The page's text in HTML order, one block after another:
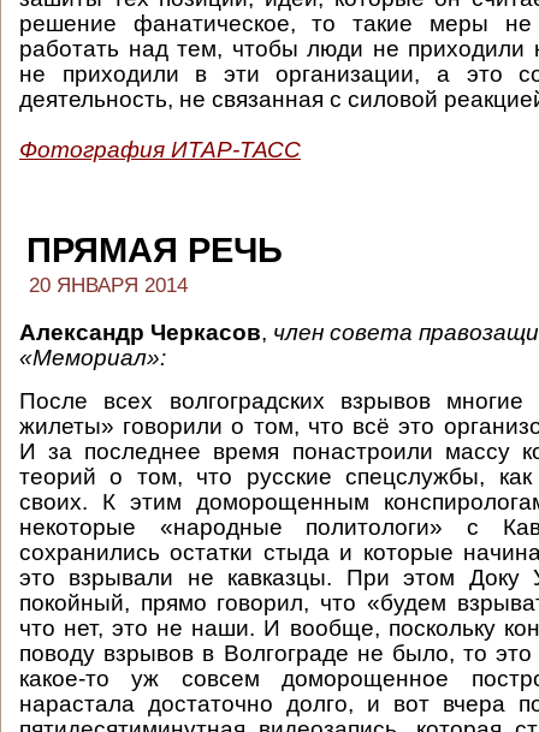
решение фанатическое, то такие меры
работать над тем, чтобы люди не приходили
не приходили в эти организации, а это
деятельность, не связанная с силовой
Фотография ИТАР-ТАСС
ПРЯМАЯ РЕЧЬ
20 ЯНВАРЯ 2014
Александр Черкасов, член совета
«Мемориал»:
После всех волгоградских взрывов
жилеты» говорили о том, что всё это
И за последнее время понастроили массу
теорий о том, что русские спецслужбы, как
своих. К этим доморощенным
некоторые «народные политологи» с
сохранились остатки стыда и которые
это взрывали не кавказцы. При этом Доку
покойный, прямо говорил, что «будем
что нет, это не наши. И вообще, поскольку
поводу взрывов в Волгограде не было, то это
какое-то уж совсем доморощенное
нарастала достаточно долго, и вот вчера